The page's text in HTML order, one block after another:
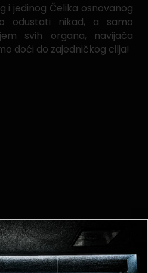
i jedinog Čelika osnovanog
odustati nikad, a samo
svih organa, navijača
doći do zajedničkog cilja!